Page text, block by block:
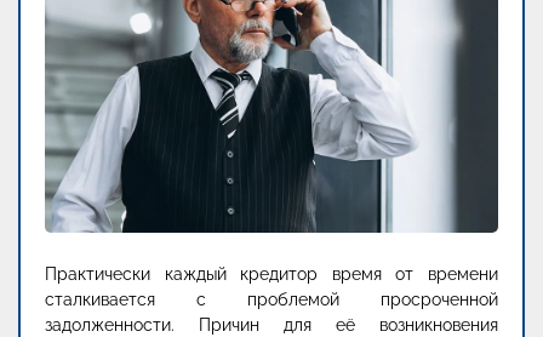
Практически каждый кредитор время от времени
сталкивается с проблемой просроченной
задолженности. Причин для её возникновения